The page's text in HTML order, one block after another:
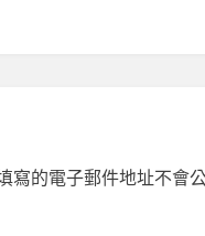
寫的電子郵件地址不會